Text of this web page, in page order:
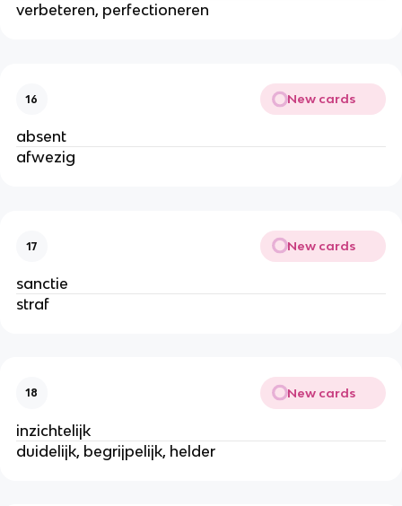
verbeteren, perfectioneren
16 New cards
absent
afwezig
17 New cards
sanctie
straf
18 New cards
inzichtelijk
duidelijk, begrijpelijk, helder